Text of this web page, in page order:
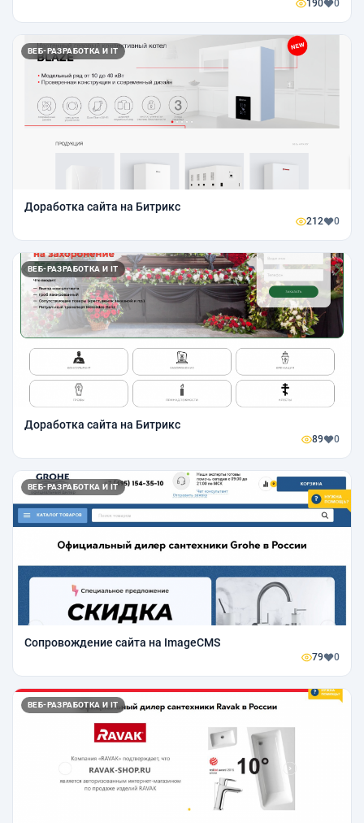
190 0
ВЕБ-РАЗРАБОТКА И IT
Доработка сайта на Битрикс
212 0
ВЕБ-РАЗРАБОТКА И IT
Доработка сайта на Битрикс
89 0
ВЕБ-РАЗРАБОТКА И IT
Сопровождение сайта на ImageCMS
79 0
ВЕБ-РАЗРАБОТКА И IT